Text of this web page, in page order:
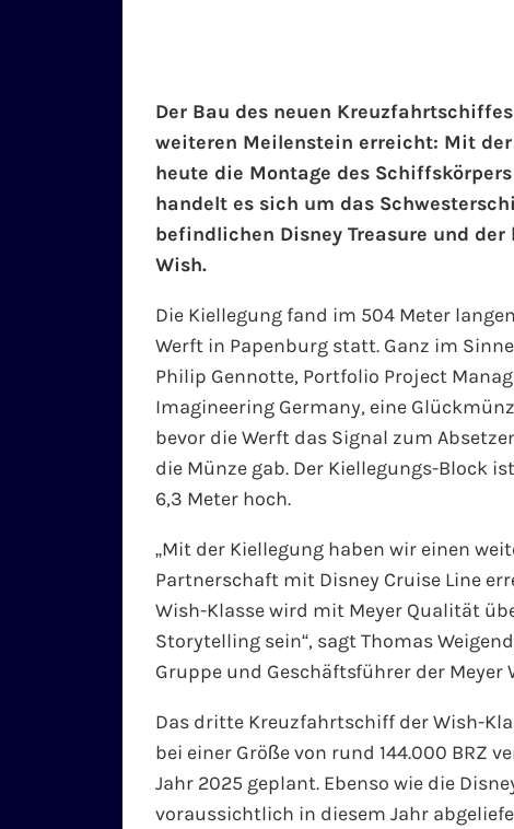
Der Bau des neuen
weiteren Meilenstein erreicht: Mit
heute die Montage des
handelt es sich um das
befindlichen Disney Treasure und
Wish.
Die Kiellegung fand im 504 Meter
Werft in Papenburg statt. Ganz im
Philip Gennotte, Portfolio Project
Imagineering Germany, eine
bevor die Werft das Signal zum
die Münze gab. Der Kiellegungs-Block
6,3 Meter hoch.
„Mit der Kiellegung haben wir einen
Partnerschaft mit Disney Cruise Line
Wish-Klasse wird mit Meyer Qualität
Storytelling sein“, sagt Thomas
Gruppe und Geschäftsführer der Meyer
Das dritte Kreuzfahrtschiff der Wish-
bei einer Größe von rund 144.000 BRZ
Jahr 2025 geplant. Ebenso wie die
voraussichtlich in diesem Jahr